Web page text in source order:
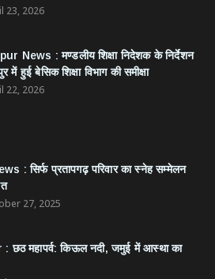
23, 2026
News : ​मण्डलीय शिक्षा निदेशक के निर्देशन
में हुई बेसिक शिक्षा विभाग की समीक्षा
22, 2026
: सिर्फ प्रतापगढ़ परिवार का स्नेह सम्मेलन
27, 2025
छठ महापर्व: किऊल नदी, जमुई में आस्था का